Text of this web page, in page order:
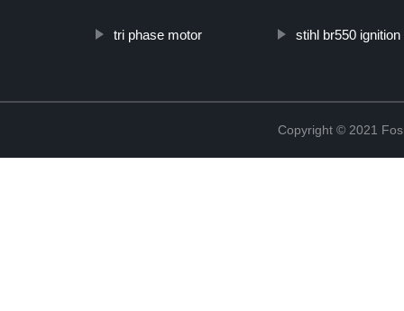
tri phase motor stihl br550 ignition
Copyright © 2021